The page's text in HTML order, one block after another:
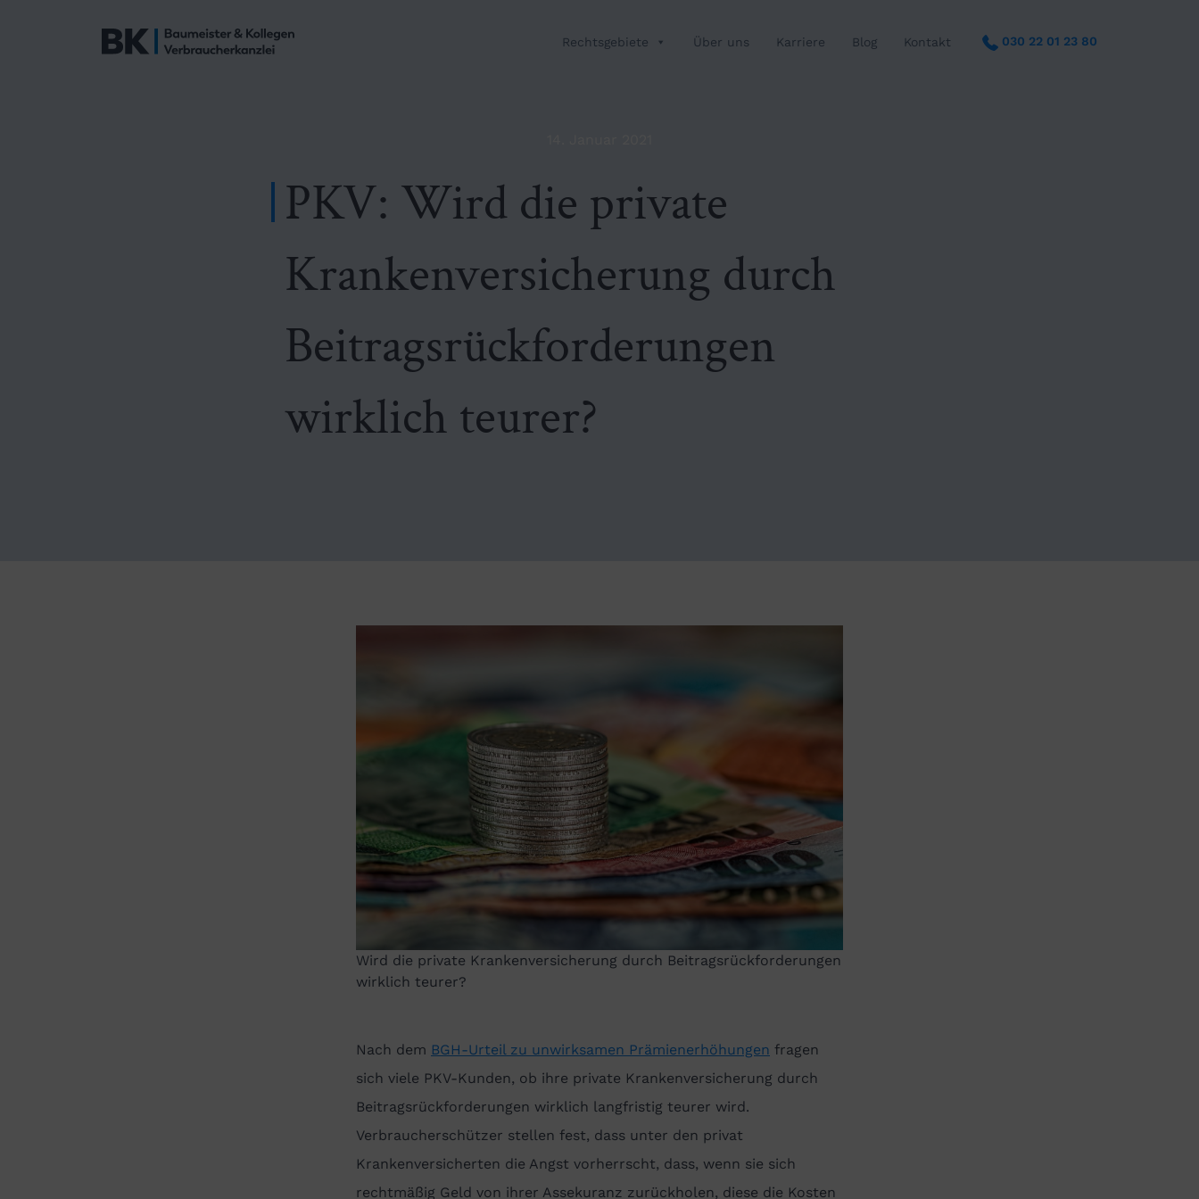
Rechtsgebiete Über uns Karriere Blog Kontakt 030 22 01 23 80
PKV: Wird die private
Krankenversicherung durch
Beitragsrückforderungen
wirklich teurer?
Wird die private Krankenversicherung durch Beitragsrückforderungen
wirklich teurer?
Nach dem BGH-Urteil zu unwirksamen Prämienerhöhungen fragen
sich viele PKV-Kunden, ob ihre private Krankenversicherung durch
Beitragsrückforderungen wirklich langfristig teurer wird.
Verbraucherschützer stellen fest, dass unter den privat
Krankenversicherten die Angst vorherrscht, dass, wenn sie sich
rechtmäßig Geld von ihrer Assekuranz zurückholen, diese die Kosten